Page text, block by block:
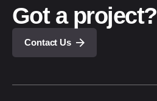
Got a project?
Contact Us